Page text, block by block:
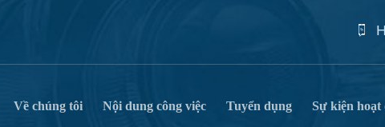
Về chúng tôi Nội dung công việc Tuyển dụng Sự kiện hoạt